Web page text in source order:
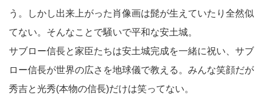
う。しかし出来上がった肖像画は髭が生えていたり全然似
てない。そんなことで騒いで平和な安土城。
サブロー信長と家臣たちは安土城完成を一緒に祝い、サブ
ロー信長が世界の広さを地球儀で教える。みんな笑顔だが
秀吉と光秀(本物の信長)だけは笑ってない。